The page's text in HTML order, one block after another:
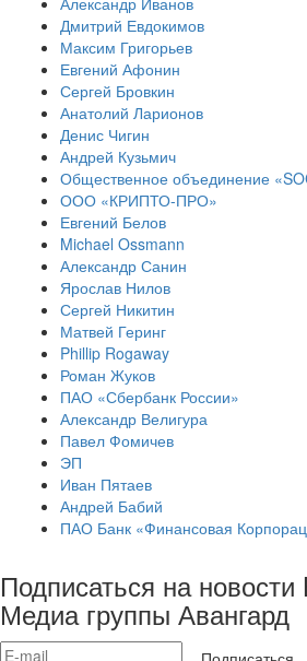
Дмитрий Евдокимов
Максим Григорьев
Евгений Афонин
Сергей Бровкин
Анатолий Ларионов
Денис Чигин
Андрей Кузьмич
Общественное объединение
ООО «КРИПТО-ПРО»
Евгений Белов
Michael Ossmann
Александр Санин
Ярослав Нилов
Сергей Никитин
Матвей Геринг
Phillip Rogaway
Роман Жуков
ПАО «Сбербанк России»
Александр Велигура
Павел Фомичев
ЭП
Иван Пятаев
Андрей Бабий
ПАО Банк «Финансовая
Подписаться на
Медиа группы Авангард